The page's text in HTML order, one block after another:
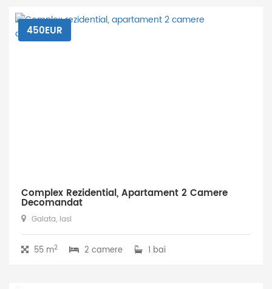
Complex Rezidential, Apartament 2 Camere
Decomandat
Galata, Iasi
450EUR
55 m2 2 camere 1 bai